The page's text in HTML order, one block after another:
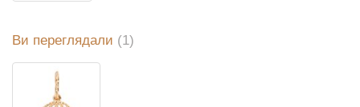
Ви переглядали (1)